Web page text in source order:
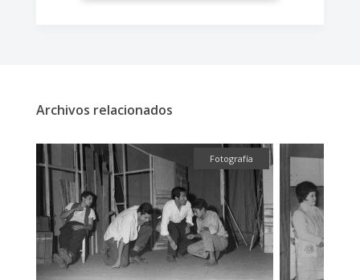
Archivos relacionados
Fotografía